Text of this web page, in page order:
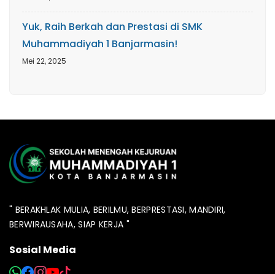
Yuk, Raih Berkah dan Prestasi di SMK
Muhammadiyah 1 Banjarmasin!
Mei 22, 2025
" BERAKHLAK MULIA, BERILMU, BERPRESTASI, MANDIRI,
BERWIRAUSAHA, SIAP KERJA "
Sosial Media